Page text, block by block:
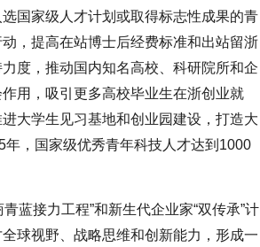
国家级人才计划或取得标志性成果的青
，提高在站博士后经费标准和出站留浙
度，推动国内知名高校、科研院所和企
用，吸引更多高校毕业生在浙创业就
大学生见习基地和创业园建设，打造大
，国家级优秀青年科技人才达到1000
蓝接力工程”和新生代企业家“双传承”计
球视野、战略思维和创新能力，形成一